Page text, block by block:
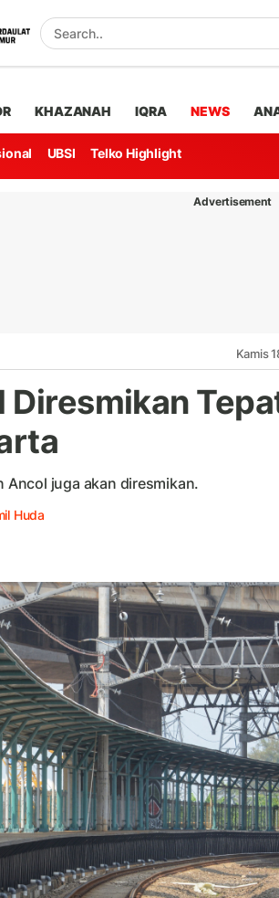
KHAZANAH IQRA NEWS
UBSI Telko Highlight
Advertisement
Kamis
Diresmikan
Ancol juga akan diresmikan.
Huda